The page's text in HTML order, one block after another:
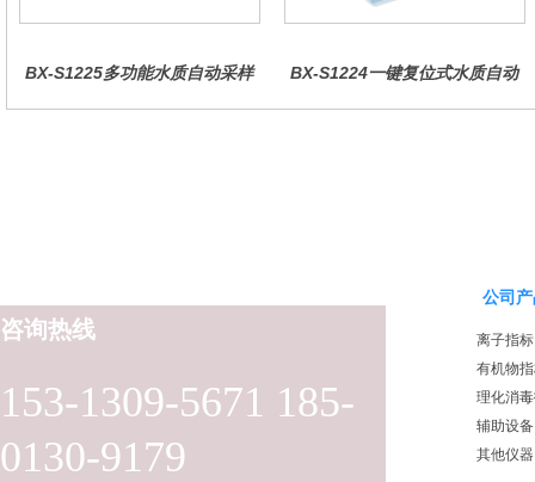
BX-S1225多功能水质自动采样
BX-S1224一键复位式水质自动
153-1309-5671 185-
0130-9179
咨询热线
公司
离子指标
有机物
理化消
辅助设备
其他仪器